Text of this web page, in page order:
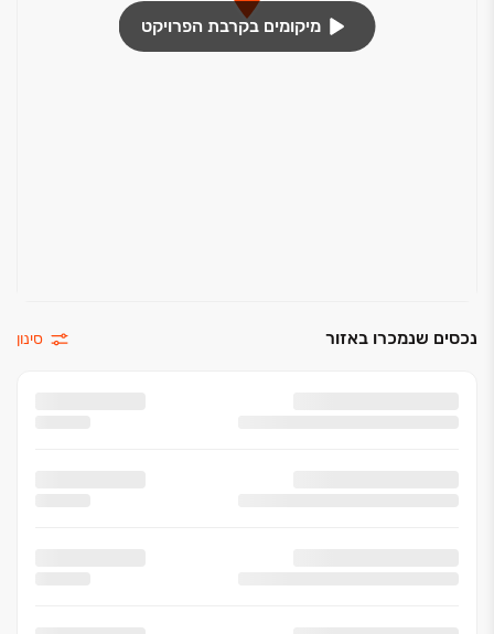
מיקומים בקרבת הפרויקט
נכסים שנמכרו באזור סינון